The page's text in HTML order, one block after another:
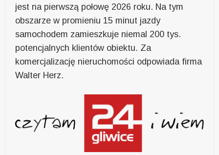
jest na pierwszą połowę 2026 roku. Na tym
obszarze w promieniu 15 minut jazdy
samochodem zamieszkuje niemal 200 tys.
potencjalnych klientów obiektu. Za
komercjalizację nieruchomości odpowiada firma
Walter Herz.